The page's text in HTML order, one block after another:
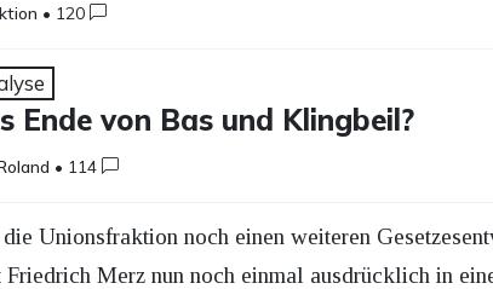
• 120
Ende von Bas und Klingbeil?
• 114
Unionsfraktion noch einen weiteren
Merz nun noch einmal ausdrücklich in